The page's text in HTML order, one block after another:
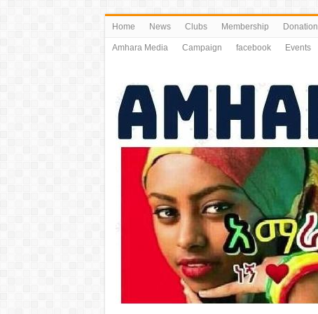
Home News Clubs Membership Donation
Amhara Media Campaign facebook Events